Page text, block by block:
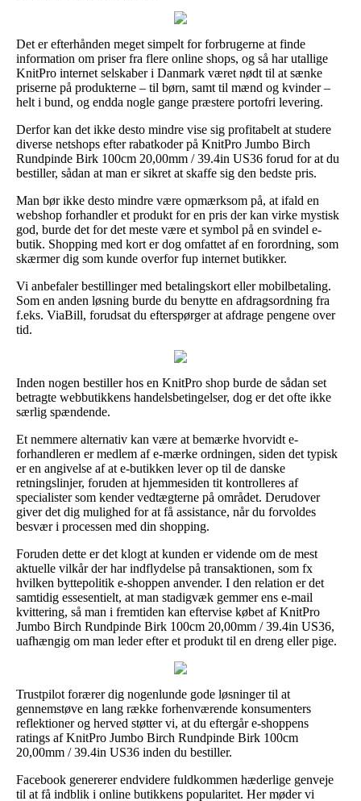
Det er efterhånden meget simpelt for forbrugerne at finde
information om priser fra flere online shops, og så har utallige
KnitPro internet selskaber i Danmark været nødt til at sænke
priserne på produkterne – til børn, samt til mænd og kvinder –
helt i bund, og endda nogle gange præstere portofri levering.
Derfor kan det ikke desto mindre vise sig profitabelt at studere
diverse netshops efter rabatkoder på KnitPro Jumbo Birch
Rundpinde Birk 100cm 20,00mm / 39.4in US36 forud for at du
bestiller, sådan at man er sikret at skaffe sig den bedste pris.
Man bør ikke desto mindre være opmærksom på, at ifald en
webshop forhandler et produkt for en pris der kan virke mystisk
god, burde det for det meste være et symbol på en svindel e-
butik. Shopping med kort er dog omfattet af en forordning, som
skærmer dig som kunde overfor fup internet butikker.
Vi anbefaler bestillinger med betalingskort eller mobilbetaling.
Som en anden løsning burde du benytte en afdragsordning fra
f.eks. ViaBill, forudsat du efterspørger at afdrage pengene over
tid.
Inden nogen bestiller hos en KnitPro shop burde de sådan set
betragte webbutikkens handelsbetingelser, dog er det ofte ikke
særlig spændende.
Et nemmere alternativ kan være at bemærke hvorvidt e-
forhandleren er medlem af e-mærke ordningen, siden det typisk
er en angivelse af at e-butikken lever op til de danske
retningslinjer, foruden at hjemmesiden tit kontrolleres af
specialister som kender vedtægterne på området. Derudover
giver det dig mulighed for at få assistance, når du forvoldes
besvær i processen med din shopping.
Foruden dette er det klogt at kunden er vidende om de mest
aktuelle vilkår der har indflydelse på transaktionen, som fx
hvilken byttepolitik e-shoppen anvender. I den relation er det
samtidig essesentielt, at man stadigvæk gemmer ens e-mail
kvittering, så man i fremtiden kan eftervise købet af KnitPro
Jumbo Birch Rundpinde Birk 100cm 20,00mm / 39.4in US36,
uafhængig om man leder efter et produkt til en dreng eller pige.
Trustpilot forærer dig nogenlunde gode løsninger til at
gennemstøve en lang række forhenværende konsumenters
reflektioner og herved støtter vi, at du eftergår e-shoppens
ratings af KnitPro Jumbo Birch Rundpinde Birk 100cm
20,00mm / 39.4in US36 inden du bestiller.
Facebook genererer endvidere fuldkommen hæderlige genveje
til at få indblik i online butikkens popularitet. Her møder vi